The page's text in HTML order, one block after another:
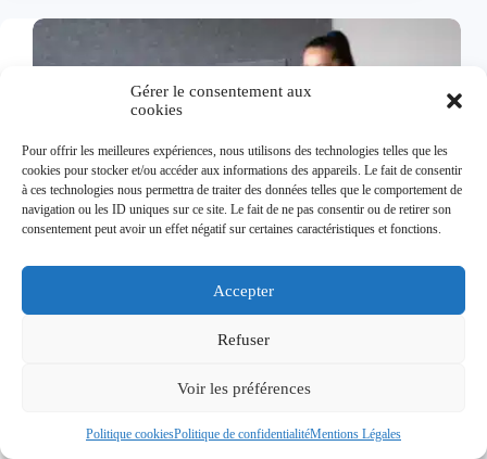
Gérer le consentement aux
cookies
Pour offrir les meilleures expériences, nous utilisons des technologies telles que les
cookies pour stocker et/ou accéder aux informations des appareils. Le fait de consentir
à ces technologies nous permettra de traiter des données telles que le comportement de
navigation ou les ID uniques sur ce site. Le fait de ne pas consentir ou de retirer son
consentement peut avoir un effet négatif sur certaines caractéristiques et fonctions.
Accepter
Refuser
Voir les préférences
Politique cookiesPolitique de confidentialitéMentions Légales
:
choisir
adapter
un
confort
durable